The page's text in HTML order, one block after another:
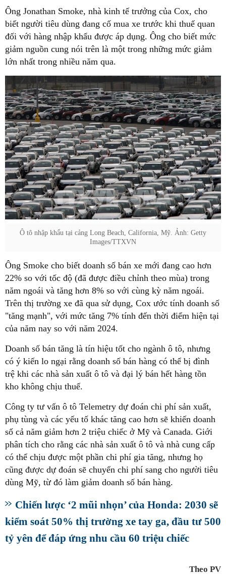
Ông Jonathan Smoke, nhà kinh tế trưởng của Cox, cho
biết người tiêu dùng đang cố mua xe trước khi thuế quan
đối với hàng nhập khẩu được áp dụng. Ông cho biết mức
giảm nguồn cung nói trên là một trong những mức giảm
lớn nhất trong nhiều năm qua.
Ô tô nhập khẩu tại cảng Long Beach, California, Mỹ. Ảnh: Getty
Images/TTXVN
Ông Smoke cho biết doanh số bán xe mới đang cao hơn
22% so với tốc độ (đã được điều chỉnh theo mùa) trong
năm ngoái và tăng hơn 8% so với cùng kỳ năm ngoái.
Trên thị trường xe đã qua sử dụng, Cox ước tính doanh số
"tăng mạnh", với mức tăng 7% tính đến thời điểm hiện tại
của năm nay so với năm 2024.
Doanh số bán tăng là tín hiệu tốt cho ngành ô tô, nhưng
có ý kiến lo ngại rằng doanh số bán hàng có thể bị đình
trệ khi các nhà sản xuất ô tô và đại lý bán hết hàng tồn
kho không chịu thuế.
Công ty tư vấn ô tô Telemetry dự đoán chi phí sản xuất,
phụ tùng và các yếu tố khác tăng cao hơn sẽ khiến doanh
số cả năm giảm hơn 2 triệu chiếc ở Mỹ và Canada. Giới
phân tích cho rằng các nhà sản xuất ô tô và nhà cung cấp
có thể chịu được một phần chi phí gia tăng, nhưng họ
cũng được dự đoán sẽ chuyển chi phí sang cho người tiêu
dùng Mỹ, từ đó làm giảm doanh số bán hàng.
Chiến lược ‘2 mũi nhọn’ của Honda: 2030 sẽ
kiểm soát 50% thị trường xe tay ga, đầu tư 500
tỷ yên để đáp ứng nhu cầu 60 triệu chiếc
Theo PV